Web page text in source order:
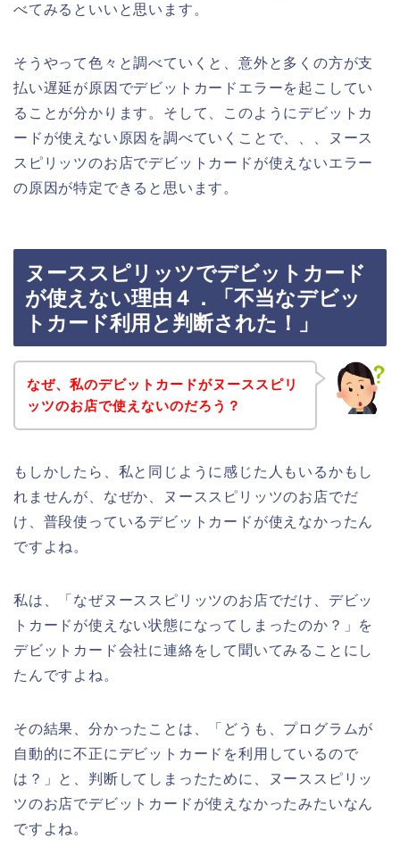
べてみるといいと思います。
そうやって色々と調べていくと、意外と多くの方が支
払い遅延が原因でデビットカードエラーを起こしてい
ることが分かります。そして、このようにデビットカ
ードが使えない原因を調べていくことで、、、ヌース
スピリッツのお店でデビットカードが使えないエラー
の原因が特定できると思います。
ヌーススピリッツでデビットカード
が使えない理由４．「不当なデビッ
トカード利用と判断された！」
なぜ、私のデビットカードがヌーススピリ
ッツのお店で使えないのだろう？
もしかしたら、私と同じように感じた人もいるかもし
れませんが、なぜか、ヌーススピリッツのお店でだ
け、普段使っているデビットカードが使えなかったん
ですよね。
私は、「なぜヌーススピリッツのお店でだけ、デビッ
トカードが使えない状態になってしまったのか？」を
デビットカード会社に連絡をして聞いてみることにし
たんですよね。
その結果、分かったことは、「どうも、プログラムが
自動的に不正にデビットカードを利用しているので
は？」と、判断してしまったために、ヌーススピリッ
ツのお店でデビットカードが使えなかったみたいなん
ですよね。